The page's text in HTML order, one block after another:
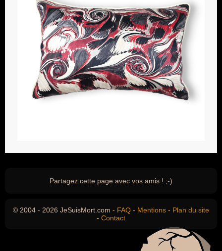
Partagez cette page avec vos amis ! ;-)
© 2004 - 2026 JeSuisMort.com - FAQ - Mentions - Plan du site
- Contact